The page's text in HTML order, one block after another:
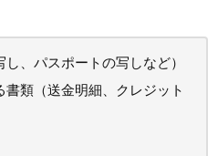
、パスポートの写しなど）
類（送金明細、クレジット